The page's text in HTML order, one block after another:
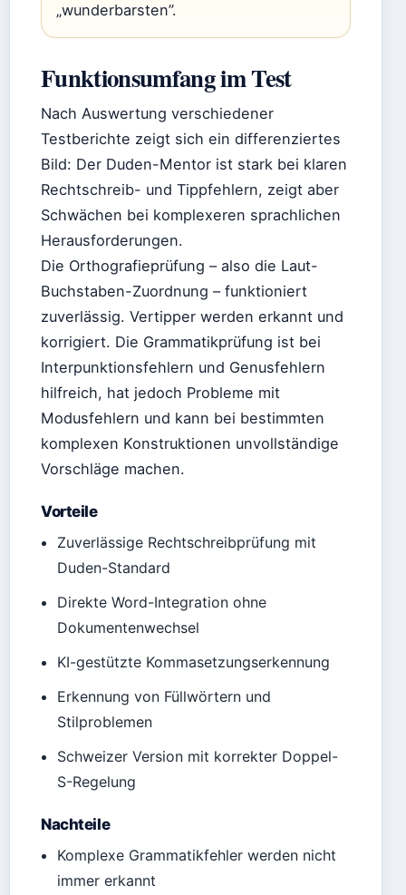
„wunderbarsten”.
Funktionsumfang im Test
Nach Auswertung verschiedener
Testberichte zeigt sich ein differenziertes
Bild: Der Duden-Mentor ist stark bei klaren
Rechtschreib- und Tippfehlern, zeigt aber
Schwächen bei komplexeren sprachlichen
Herausforderungen.
Die Orthografieprüfung – also die Laut-
Buchstaben-Zuordnung – funktioniert
zuverlässig. Vertipper werden erkannt und
korrigiert. Die Grammatikprüfung ist bei
Interpunktionsfehlern und Genusfehlern
hilfreich, hat jedoch Probleme mit
Modusfehlern und kann bei bestimmten
komplexen Konstruktionen unvollständige
Vorschläge machen.
Vorteile
Zuverlässige Rechtschreibprüfung mit
Duden-Standard
Direkte Word-Integration ohne
Dokumentenwechsel
KI-gestützte Kommasetzungserkennung
Erkennung von Füllwörtern und
Stilproblemen
Schweizer Version mit korrekter Doppel-
S-Regelung
Nachteile
Komplexe Grammatikfehler werden nicht
immer erkannt